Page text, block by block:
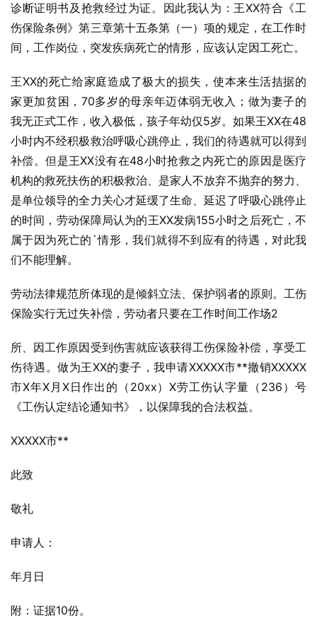
诊断证明书及抢救经过为证。因此我认为：王XX符合《工
伤保险条例》第三章第十五条第（一）项的规定，在工作时
间，工作岗位，突发疾病死亡的情形，应该认定因工死亡。
王XX的死亡给家庭造成了极大的损失，使本来生活拮据的
家更加贫困，70多岁的母亲年迈体弱无收入；做为妻子的
我无正式工作，收入极低，孩子年幼仅5岁。如果王XX在48
小时内不经积极救治呼吸心跳停止，我们的待遇就可以得到
补偿。但是王XX没有在48小时抢救之内死亡的原因是医疗
机构的救死扶伤的积极救治、是家人不放弃不抛弃的努力、
是单位领导的全力关心才延缓了生命、延迟了呼吸心跳停止
的时间，劳动保障局认为的王XX发病155小时之后死亡，不
属于因为死亡的`情形，我们就得不到应有的待遇，对此我
们不能理解。
劳动法律规范所体现的是倾斜立法、保护弱者的原则。工伤
保险实行无过失补偿，劳动者只要在工作时间工作场2
所、因工作原因受到伤害就应该获得工伤保险补偿，享受工
伤待遇。做为王XX的妻子，我申请XXXXX市**撤销XXXXX
市X年X月X日作出的（20xx）X劳工伤认字量（236）号
《工伤认定结论通知书》，以保障我的合法权益。
XXXXX市**
此致
敬礼
申请人：
年月日
附：证据10份。